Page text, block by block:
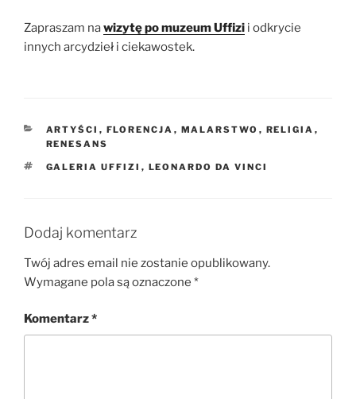
Zapraszam nawizytę po muzeum Uffizi i odkrycie
innych arcydzieł i ciekawostek.
KATEGORIE
ARTYŚCI , FLORENCJA , MALARSTWO , RELIGIA ,
RENESANS
TAGI
GALERIA UFFIZI , LEONARDO DA VINCI
Dodaj komentarz
Twój adres email nie zostanie opublikowany.
Wymagane pola są oznaczone *
Komentarz*